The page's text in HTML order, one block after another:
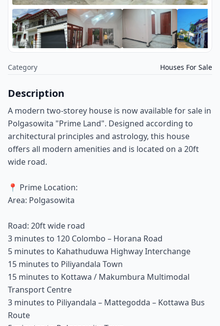
Category Houses For Sale
Description
A modern two-storey house is now available for sale in
Polgasowita "Prime Land". Designed according to
architectural principles and astrology, this house
offers all modern amenities and is located on a 20ft
wide road.
📍 Prime Location:
Area: Polgasowita
Road: 20ft wide road
3 minutes to 120 Colombo – Horana Road
5 minutes to Kahathuduwa Highway Interchange
15 minutes to Piliyandala Town
15 minutes to Kottawa / Makumbura Multimodal
Transport Centre
3 minutes to Piliyandala – Mattegodda – Kottawa Bus
Route